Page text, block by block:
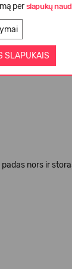
perslapukų
SLAPUKAIS
nors ir